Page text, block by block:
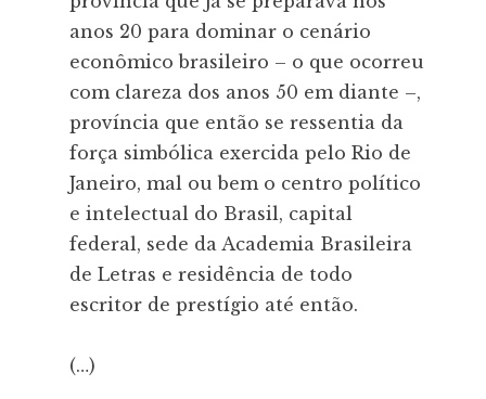
anos 20 para dominar o cenário
econômico brasileiro – o que ocorreu
com clareza dos anos 50 em diante –,
província que então se ressentia da
força simbólica exercida pelo Rio de
Janeiro, mal ou bem o centro político
e intelectual do Brasil, capital
federal, sede da Academia Brasileira
de Letras e residência de todo
escritor de prestígio até então.
(…)